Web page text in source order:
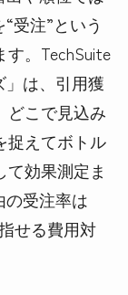
受注”という
。TechSuite
は、引用獲
どこで見込み
捉えてボトル
効果測定ま
の受注率は
せる費用対